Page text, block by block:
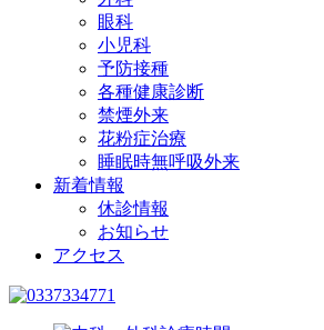
眼科
小児科
予防接種
各種健康診断
禁煙外来
花粉症治療
睡眠時無呼吸外来
新着情報
休診情報
お知らせ
アクセス